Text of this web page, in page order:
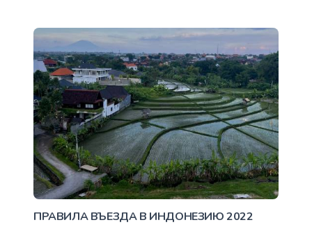
ПРАВИЛА ВЪЕЗДА В ИНДОНЕЗИЮ 2022